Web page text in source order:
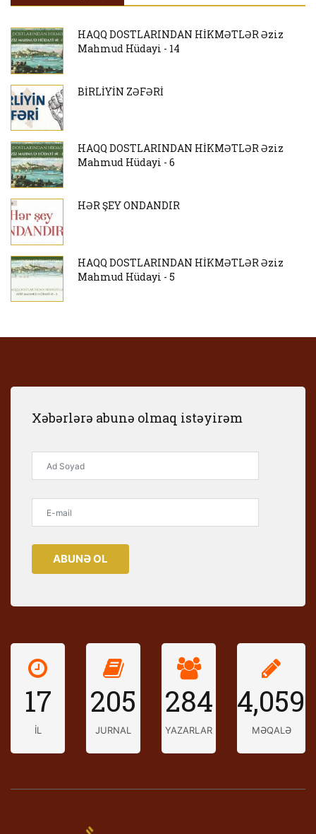
HAQQ DOSTLARINDAN HİKMƏTLƏR Əziz
Mahmud Hüdayi - 14
BİRLİYİN ZƏFƏRİ
HAQQ DOSTLARINDAN HİKMƏTLƏR Əziz
Mahmud Hüdayi - 6
HƏR ŞEY ONDANDIR
HAQQ DOSTLARINDAN HİKMƏTLƏR Əziz
Mahmud Hüdayi - 5
Xəbərlərə abunə olmaq istəyirəm
ABUNƏ OL
17
İL
205
JURNAL
284
YAZARLAR
4,059
MƏQALƏ